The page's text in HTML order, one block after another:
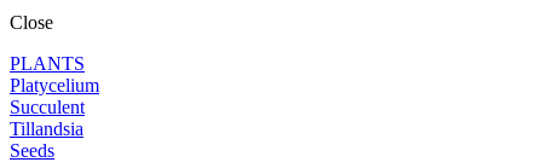
Close
PLANTS
Platycelium
Succulent
Tillandsia
Seeds